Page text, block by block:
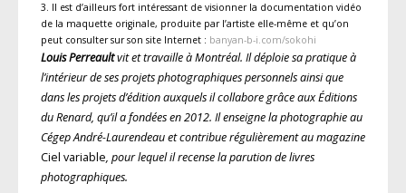
3. Il est d’ailleurs fort intéressant de visionner la documentation vidéo
de la maquette originale, produite par l’artiste elle-même et qu’on
peut consulter sur son site Internet : banyan-b-i.com/sokohi
Louis Perreaultvit et travaille à Montréal. Il déploie sa pratique à
l’intérieur de ses projets photographiques personnels ainsi que
dans les projets d’édition auxquels il collabore grâce aux Éditions
du Renard, qu’il a fondées en 2012. Il enseigne la photographie au
Cégep André-Laurendeau et contribue régulièrement au magazine
Ciel variable, pour lequel il recense la parution de livres
photographiques.